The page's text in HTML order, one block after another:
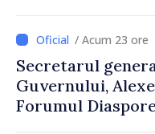
despre parcursul
al Republicii/ Acum 23 ore
Secretarul
Guvernului,
Forumul